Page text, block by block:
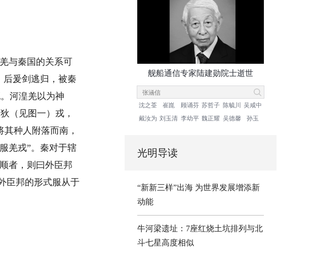
与秦国的关系可
后爰剑逃归，被秦
河湟羌以为神
（见图一）戎，
种人附落而南，
羌戎”。秦对于辖
者，则曰外臣邦
臣邦的形式服从于
舰船通信专家陆建勋院士逝世
沈之荃 崔崑 顾诵芬 苏哲子 陈毓川
吴咸中
戴汝为 刘玉清 李幼平 魏正耀 吴德馨 孙玉
光明导读
“新新三样”出海 为世界发展增添新
动能
牛河梁遗址：7座红烧土坑排列与北
斗七星高度相似